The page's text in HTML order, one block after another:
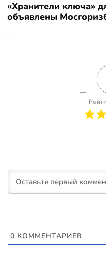
«Хранители ключа»
объявлены
0 КОММЕНТАРИЕВ